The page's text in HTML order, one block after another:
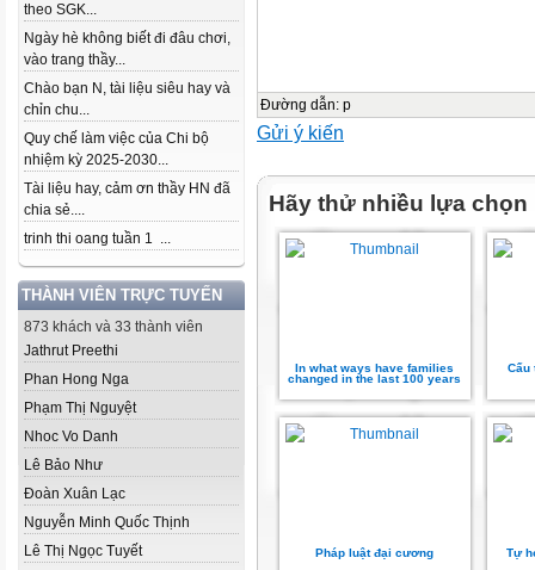
theo SGK...
Ngày hè không biết đi đâu chơi,
vào trang thầy...
Chào bạn N, tài liệu siêu hay và
chỉn chu...
Quy chế làm việc của Chi bộ
nhiệm kỳ 2025-2030...
Tài liệu hay, cảm ơn thầy HN đã
chia sẻ....
trinh thi oang tuần 1 ...
THÀNH VIÊN TRỰC TUYẾN
873 khách và 33 thành viên
Jathrut Preethi
Phan Hong Nga
Phạm Thị Nguyệt
Nhoc Vo Danh
Lê Bảo Như
Đoàn Xuân Lạc
Nguyễn Minh Quốc Thịnh
Lê Thị Ngọc Tuyết
Đường dẫn: p
Gửi ý kiến
Hãy thử nhiều lựa chọn
In what ways have families
changed in the last 100 years
Cấu
Pháp luật đại cương Tự